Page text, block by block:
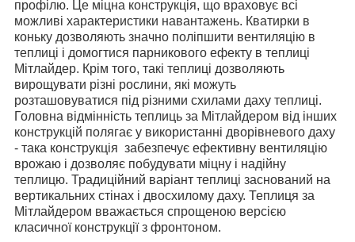
профілю. Це міцна конструкція, що враховує всі
можливі характеристики навантажень. Кватирки в
коньку дозволяють значно поліпшити вентиляцію в
теплиці і домогтися парникового ефекту в теплиці
Мітлайдер. Крім того, такі теплиці дозволяють
вирощувати різні рослини, які можуть
розташовуватися під різними схилами даху теплиці.
Головна відмінність теплиць за Мітлайдером від інших
конструкцій полягає у використанні дворівневого даху
- така конструкція забезпечує ефективну вентиляцію
врожаю і дозволяє побудувати міцну і надійну
теплицю. Традиційний варіант теплиці заснований на
вертикальних стінах і двосхилому даху. Теплиця за
Мітлайдером вважається спрощеною версією
класичної конструкції з фронтоном.